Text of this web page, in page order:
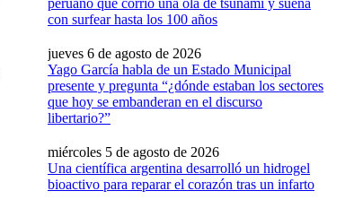
peruano que corrió una ola de tsunami y sueña
con surfear hasta los 100 años
jueves 6 de agosto de 2026
Yago García habla de un Estado Municipal
presente y pregunta “¿dónde estaban los sectores
que hoy se embanderan en el discurso
libertario?”
miércoles 5 de agosto de 2026
Una científica argentina desarrolló un hidrogel
bioactivo para reparar el corazón tras un infarto